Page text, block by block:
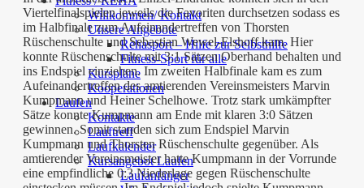
Willkommen/ Kontakt
Unsere Angebote
Rehasport – Hilfe zur Selbsthilfe
Fitness-Sport für alle
Kurspläne
Kooperationen
Laufen
Kontakte
Lauftreff
Laufkalender
Kursangebot Laufen
Laufanfänger
Viertelfinalspielen jeweils die Favoriten durchsetzen sodass es
im Halbfinale zum Aufeinandertreffen von Thorsten
Rüschenschulte und Sebastian Wewel-Elshoff kam. Hier
konnte Rüschenschulte mit 3:1 Sätzen Oberhand behalten und
ins Endspiel einziehen. Im zweiten Halbfinale kam es zum
Aufeinandertreffen des amtierenden Vereinsmeisters Marvin
Kumpmann und Heiner Schelhowe. Trotz stark umkämpfter
Sätze konnte Kumpmann am Ende mit klaren 3:0 Sätzen
gewinnen. Somit standen sich zum Endspiel Marvin
Kumpmann und Thorsten Rüschenschulte gegenüber. Als
amtierender Vereinsmeister hatte Kumpmann in der Vorrunde
eine empfindliche 0:3 Niederlage gegen Rüschenschulte